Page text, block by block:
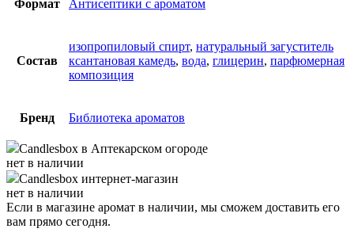
Формат Антисептики с ароматом
Состав
изопропиловый спирт, натуральный загуститель
ксантановая камедь, вода, глицерин, парфюмерная
композиция
Бренд Библиотека ароматов
Candlesbox в Аптекарском огороде
нет в наличии
Candlesbox интернет-магазин
нет в наличии
Если в магазине аромат в наличии, мы сможем доставить его
вам прямо сегодня.